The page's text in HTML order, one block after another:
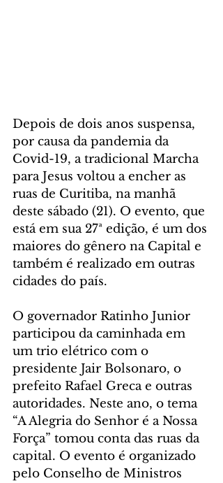
Depois de dois anos suspensa,
por causa da pandemia da
Covid-19, a tradicional Marcha
para Jesus voltou a encher as
ruas de Curitiba, na manhã
deste sábado (21). O evento, que
está em sua 27ª edição, é um dos
maiores do gênero na Capital e
também é realizado em outras
cidades do país.
O governador Ratinho Junior
participou da caminhada em
um trio elétrico com o
presidente Jair Bolsonaro, o
prefeito Rafael Greca e outras
autoridades. Neste ano, o tema
“A Alegria do Senhor é a Nossa
Força” tomou conta das ruas da
capital. O evento é organizado
pelo Conselho de Ministros